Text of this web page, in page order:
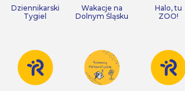
Dziennikarski
Tygiel
Wakacje na
Dolnym Śląsku
Halo, tu
ZOO!